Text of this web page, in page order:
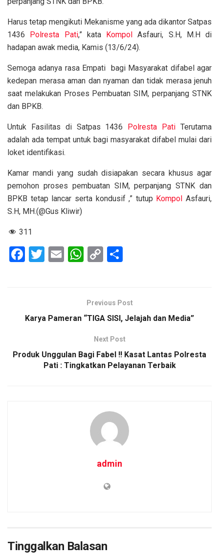
Harus tetap mengikuti Mekanisme yang ada dikantor Satpas
1436 Polresta Pati,” kata Kompol Asfauri, S.H, M.H di
hadapan awak media, Kamis (13/6/24).
Semoga adanya rasa Empati bagi Masyarakat difabel agar
kedepan merasa aman dan nyaman dan tidak merasa jenuh
saat melakukan Proses Pembuatan SIM, perpanjang STNK
dan BPKB.
Untuk Fasilitas di Satpas 1436 Polresta Pati Terutama
adalah ada tempat untuk bagi masyarakat difabel mulai dari
loket identifikasi.
Kamar mandi yang sudah disiapakan secara khusus agar
pemohon proses pembuatan SIM, perpanjang STNK dan
BPKB tetap lancar serta kondusif ,” tutup Kompol Asfauri,
S.H, MH.(@Gus Kliwir)
311
F
o
k
T
E
W
s
A
p
C
Li
n
k
e
Previous Post
Karya Pameran “TIGA SISI, Jelajah dan Media”
Next Post
Produk Unggulan Bagi Fabel !! Kasat Lantas Polresta
Pati : Tingkatkan Pelayanan Terbaik
admin
Tinggalkan Balasan